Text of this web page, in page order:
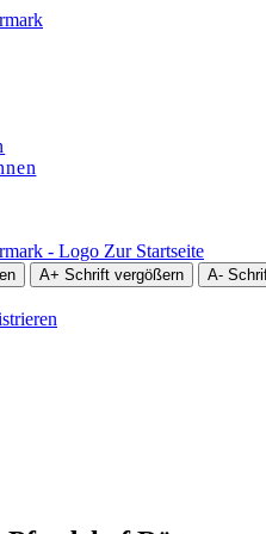
Zur Startseite
A+ Schrift vergößern A-